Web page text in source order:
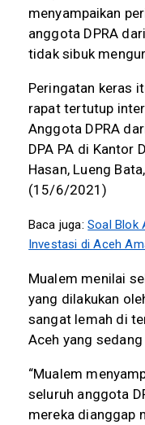
menyampaikan
anggota DPRA
tidak sibuk
Peringatan keras
rapat tertutup
Anggota DPRA
DPA PA di Kantor
Hasan, Lueng
(15/6/2021)
Baca juga: Soal Blok
Investasi di Aceh
Mualem menilai
yang dilakukan
sangat lemah di
Aceh yang
“Mualem
seluruh anggota
mereka dianggap